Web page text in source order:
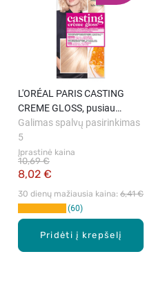
Pridėti į krepšelį
L′ORÉAL PARIS CASTING
CREME GLOSS, pusiau
ilgalaikiai plaukų dažai be
amoniako, 1021 Pearly Light
Blonde, 1 vnt.
Įprastinė kaina
8,02 €
10,69 €
30 dienų mažiausia kaina: 6,41 €
Galimas spalvų pasirinkimas
5
60